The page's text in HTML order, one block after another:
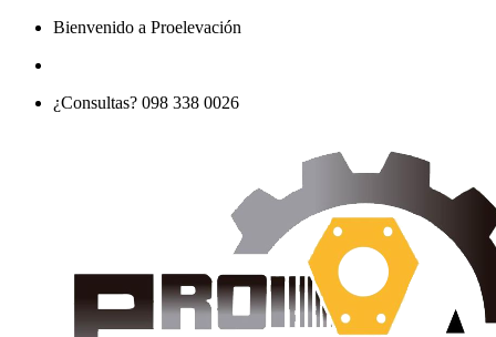
Bienvenido a Proelevación
¿Consultas? 098 338 0026